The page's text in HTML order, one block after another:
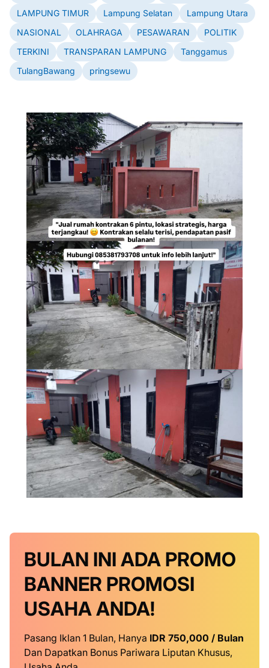
LAMPUNG TIMUR
Lampung Selatan
Lampung Utara
NASIONAL
OLAHRAGA PESAWARAN
POLITIK
TERKINI
TRANSPARAN LAMPUNG
Tanggamus
TulangBawang
pringsewu
BULAN INI ADA PROMO
BANNER PROMOSI
USAHA ANDA!
Pasang Iklan 1 Bulan, Hanya IDR 750,000 / Bulan
Dan Dapatkan Bonus Pariwara Liputan Khusus,